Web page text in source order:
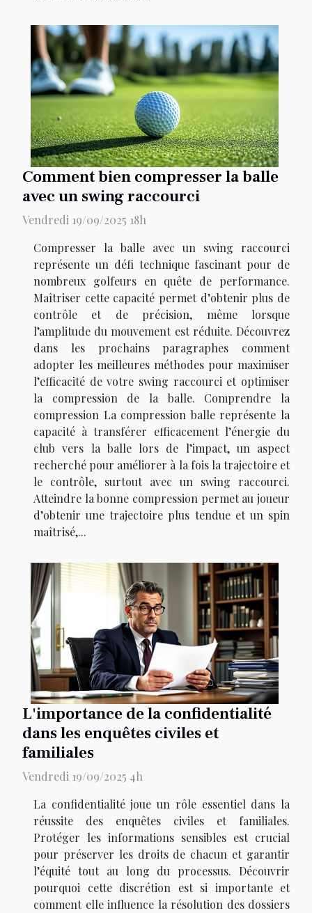
Comment bien compresser la balle
avec un swing raccourci
Vendredi 19/09/2025 18h
Compresser la balle avec un swing raccourci
représente un défi technique fascinant pour de
nombreux golfeurs en quête de performance.
Maîtriser cette capacité permet d’obtenir plus de
contrôle et de précision, même lorsque
l’amplitude du mouvement est réduite. Découvrez
dans les prochains paragraphes comment
adopter les meilleures méthodes pour maximiser
l’efficacité de votre swing raccourci et optimiser
la compression de la balle. Comprendre la
compression La compression balle représente la
capacité à transférer efficacement l’énergie du
club vers la balle lors de l’impact, un aspect
recherché pour améliorer à la fois la trajectoire et
le contrôle, surtout avec un swing raccourci.
Atteindre la bonne compression permet au joueur
d’obtenir une trajectoire plus tendue et un spin
maîtrisé,...
L'importance de la confidentialité
dans les enquêtes civiles et
familiales
Vendredi 19/09/2025 4h
La confidentialité joue un rôle essentiel dans la
réussite des enquêtes civiles et familiales.
Protéger les informations sensibles est crucial
pour préserver les droits de chacun et garantir
l’équité tout au long du processus. Découvrir
pourquoi cette discrétion est si importante et
comment elle influence la résolution des dossiers